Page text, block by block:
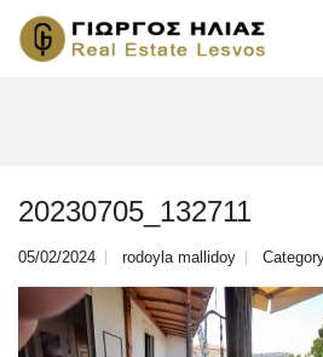
20230705_132711
05/02/2024 rodoyla mallidoy